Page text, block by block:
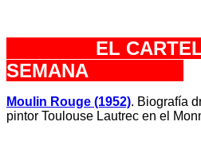
EL CARTEL
SEMANA
Moulin Rouge (1952). Biografía
pintor Toulouse Lautrec en el